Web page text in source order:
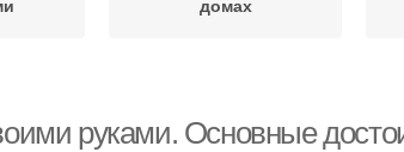
домах
руками. Основные